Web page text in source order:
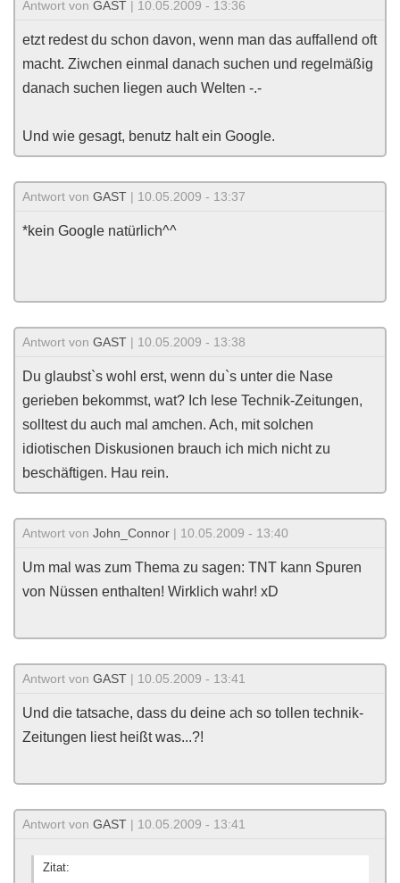
Antwort von GAST | 10.05.2009 - 13:36
etzt redest du schon davon, wenn man das auffallend oft
macht. Ziwchen einmal danach suchen und regelmäßig
danach suchen liegen auch Welten -.-
Und wie gesagt, benutz halt ein Google.
Antwort von GAST | 10.05.2009 - 13:37
*kein Google natürlich^^
Antwort von GAST | 10.05.2009 - 13:38
Du glaubst`s wohl erst, wenn du`s unter die Nase
gerieben bekommst, wat? Ich lese Technik-Zeitungen,
solltest du auch mal amchen. Ach, mit solchen
idiotischen Diskusionen brauch ich mich nicht zu
beschäftigen. Hau rein.
Antwort von John_Connor | 10.05.2009 - 13:40
Um mal was zum Thema zu sagen: TNT kann Spuren
von Nüssen enthalten! Wirklich wahr! xD
Antwort von GAST | 10.05.2009 - 13:41
Und die tatsache, dass du deine ach so tollen technik-
Zeitungen liest heißt was...?!
Antwort von GAST | 10.05.2009 - 13:41
Zitat: